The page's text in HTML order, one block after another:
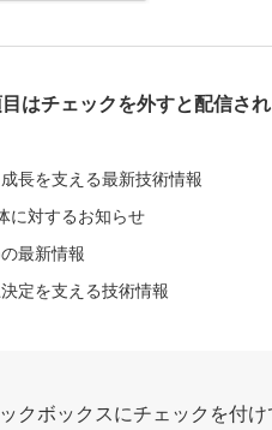
はチェックを外すと配信さ
長を支える最新技術情報
に対するお知らせ
最新情報
定を支える技術情報
クボックスにチェックを付け